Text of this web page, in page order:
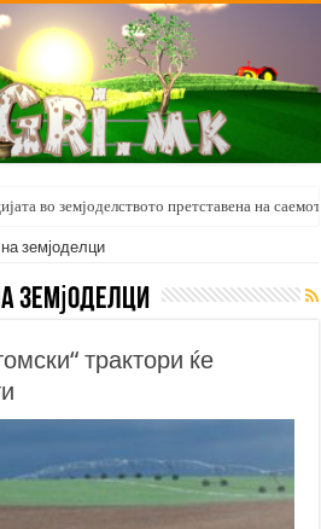
во земјоделството претставена на
земјоделци
земјоделци
трактори ќе